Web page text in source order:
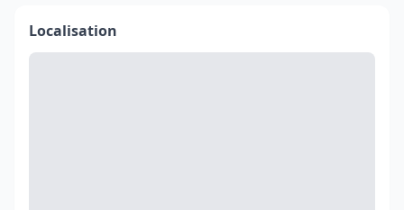
Localisation